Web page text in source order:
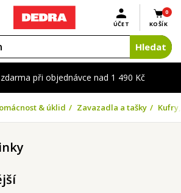
při objednávce nad 1 490 Kč
0
KOŠÍK
ÚČET
Hledat
& úklid Zavazadla a tašky